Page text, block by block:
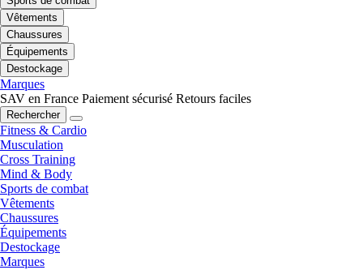
Vêtements
Chaussures
Équipements
Destockage
Marques
SAV en France Paiement sécurisé Retours faciles
Rechercher
Fitness & Cardio
Musculation
Cross Training
Mind & Body
Sports de combat
Vêtements
Chaussures
Équipements
Destockage
Marques